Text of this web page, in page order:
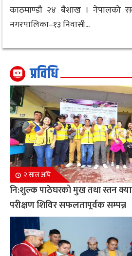
काठमाण्डौ २४ बैशाख । नेपालको
नगरपालिका–१३ निवासी...
प्रविधि
२ साल अघि
नि:शुल्क पाठेघरको मुख तथा स्तन
परीक्षण शिविर सफलतापूर्वक सम्पन्न